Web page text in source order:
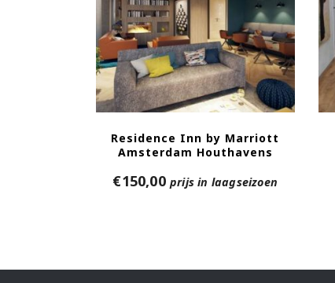
Residence Inn by Marriott
Amsterdam Houthavens
€150,00 prijs in laagseizoen